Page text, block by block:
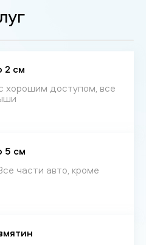
2 см
хорошим доступом, все
5 см
части авто, кроме